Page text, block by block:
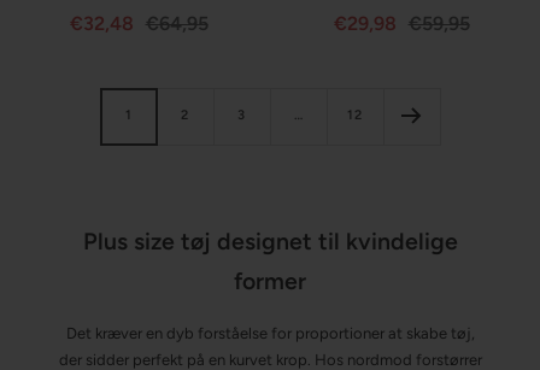
Angebotspreis
€32,48 Regulärer
€64,95 Angebotspreis
€29,98 Regulärer
€59,95
1 2 3 12
Plus size tøj designet til kvindelige
former
Det kræver en dyb forståelse for proportioner at skabe tøj,
der sidder perfekt på en kurvet krop. Hos nordmod forstørrer